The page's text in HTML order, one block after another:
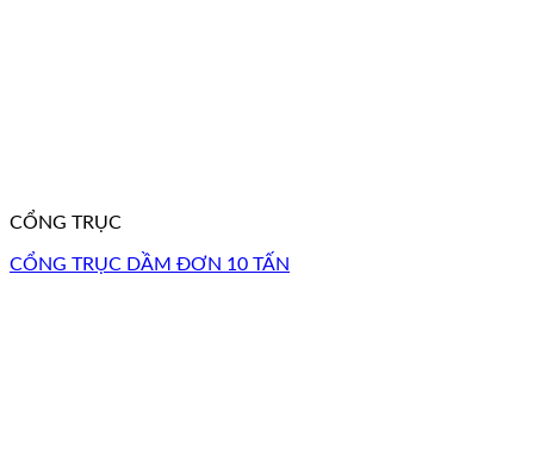
CỔNG TRỤC
CỔNG TRỤC DẦM ĐƠN 10 TẤN